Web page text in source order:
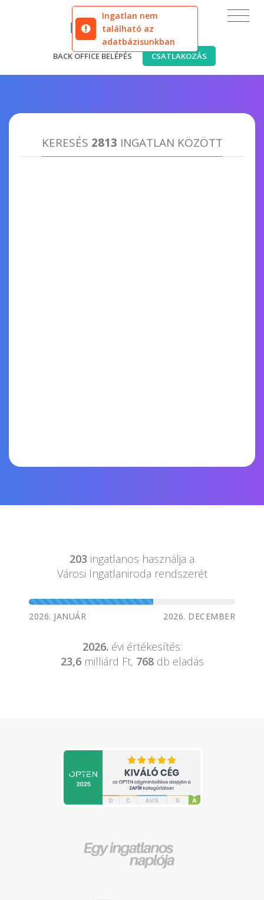
Ingatlan nem
található az
adatbázisunkban
BACK OFFICE BELÉPÉS CSATLAKOZÁS
KERESÉS 2813 INGATLAN KÖZÖTT
203 ingatlanos használja a
Városi Ingatlaniroda rendszerét
2026. JANUÁR 2026. DECEMBER
2026. évi értékesítés:
23,6milliárd Ft, 768db eladás